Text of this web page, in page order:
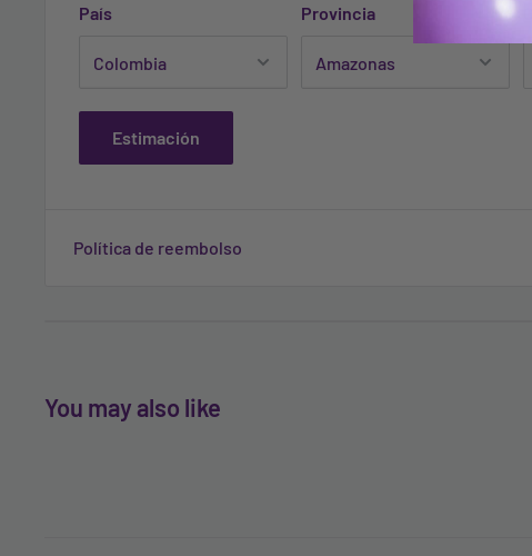
País Provincia
Estimación
Política de reembolso
You may also like